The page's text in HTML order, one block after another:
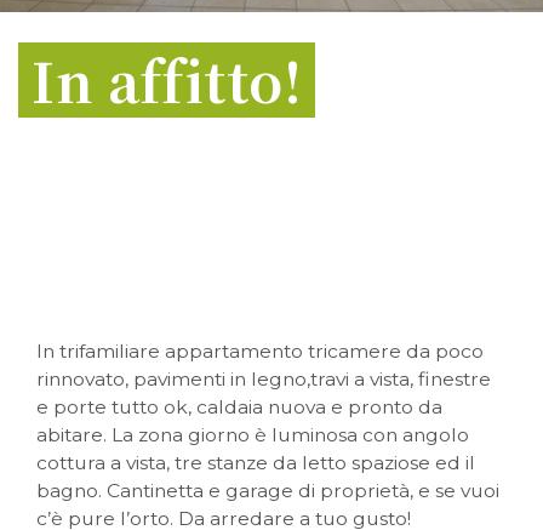
ORARIO UFFICIO:
dal lunedì al venerdì
dalle 9:00 alle 12:30
e dalle 14:30 alle 18:30
si riceve solo su appuntamento
L'UFFICIO CHIUDERÀ PER LE FERIE ESTIVE DA VENERDÌ
07 AGOSTO A LUNEDÌ 31 AGOSTO.
In affitto!
In trifamiliare appartamento tricamere da poco
rinnovato, pavimenti in legno,travi a vista, finestre
e porte tutto ok, caldaia nuova e pronto da
abitare. La zona giorno è luminosa con angolo
cottura a vista, tre stanze da letto spaziose ed il
bagno. Cantinetta e garage di proprietà, e se vuoi
c’è pure l’orto. Da arredare a tuo gusto!